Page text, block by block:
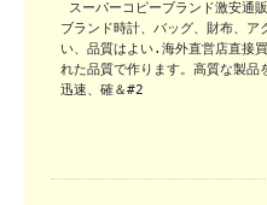
ブランド時計、バッグ、財布、
い、品質はよい.海外直営店直接
れた品質で作ります。高質な製品
迅速、確＆#2